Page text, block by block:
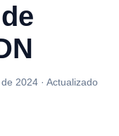
2024 · Actualizado